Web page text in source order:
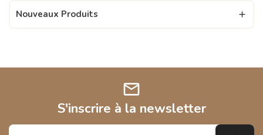
Nouveaux Produits 
mail
S'inscrire à la newsletter